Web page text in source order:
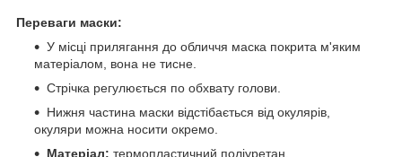
Переваги маски:
У місці прилягання до обличчя маска покрита м'яким
матеріалом, вона не тисне.
Стрічка регулюється по обхвату голови.
Нижня частина маски відстібається від окулярів,
окуляри можна носити окремо.
Матеріал: термопластичний поліуретан,